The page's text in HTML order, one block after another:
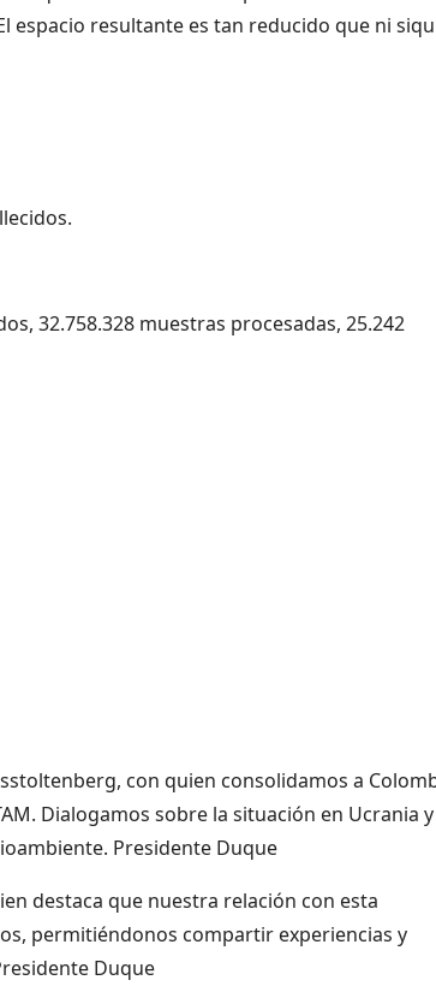
espacio resultante es tan reducido que ni
32.758.328 muestras procesadas, 25.242
con quien consolidamos a
Dialogamos sobre la situación en Ucrania y
Presidente Duque
destaca que nuestra relación con esta
permitiéndonos compartir experiencias y
Duque